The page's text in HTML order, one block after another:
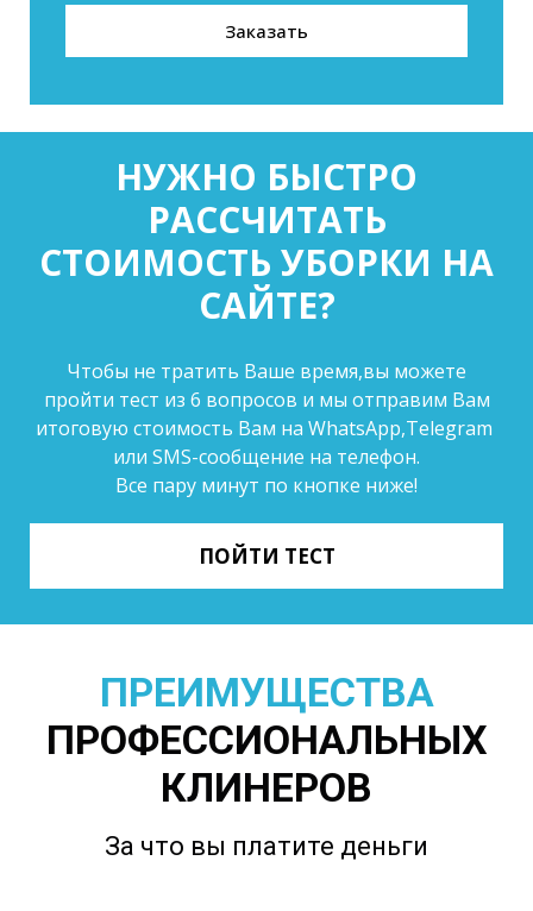
Заказать
НУЖНО БЫСТРО
РАССЧИТАТЬ
СТОИМОСТЬ УБОРКИ НА
САЙТЕ?
Чтобы не тратить Ваше время,вы можете
пройти тест из 6 вопросов и мы отправим Вам
итоговую стоимость Вам на WhatsApp,Telegram
или SMS-сообщение на телефон.
Все пару минут по кнопке ниже!
ПОЙТИ ТЕСТ
ПРЕИМУЩЕСТВА
ПРОФЕССИОНАЛЬНЫХ
КЛИНЕРОВ
За что вы платите деньги